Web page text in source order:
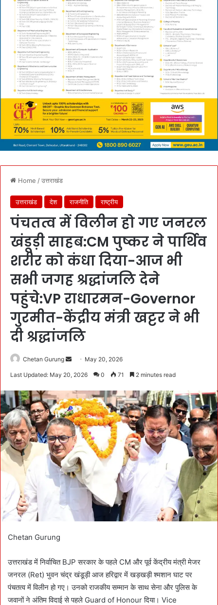
Home /उत्तराखंड
उत्तराखंड देश राजनीति राष्ट्रीय
पंचतत्व में विलीन हो गए जनरल
खंडूड़ी साहब:CM पुष्कर ने पार्थिव
शरीर को कंधा दिया-आज भी
सभी जगह श्रद्धांजलि देने
पहुंचे:VP राधारमन-Governor
गुरमीत-केंद्रीय मंत्री खट्टर ने भी
दी श्रद्धांजलि
Chetan Gurung
d
a
n
e
m
a
i
l
May 20, 2026
Last Updated: May 20, 2026 0 71 2 minutes read
Chetan Gurung
उत्तराखंड में निर्वाचित BJP सरकार के पहले CM और पूर्व केंद्रीय मंत्री मेजर
जनरल (Ret) भुवन चंद्र खंडूड़ी आज हरिद्वार में खड़खड़ी श्मशान घाट पर
पंचतत्व में विलीन हो गए। उनको राजकीय सम्मान के साथ सेना और पुलिस के
जवानों ने अंतिम विदाई से पहले Guard of Honour दिया। Vice